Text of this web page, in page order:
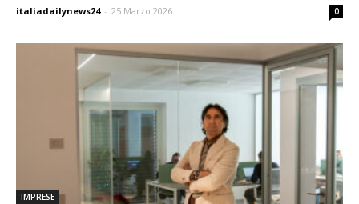
italiadailynews24 - 25 Marzo 2026 0
IMPRESE